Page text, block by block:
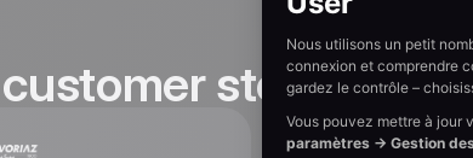
customer stories